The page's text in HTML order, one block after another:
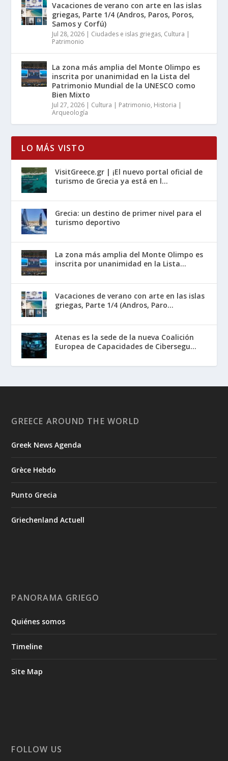
Vacaciones de verano con arte en las islas
griegas, Parte 1/4 (Andros, Paros, Poros,
Samos y Corfú)
Jul 28, 2026 | Ciudades e islas griegas, Cultura |
Patrimonio
La zona más amplia del Monte Olimpo es
inscrita por unanimidad en la Lista del
Patrimonio Mundial de la UNESCO como
Bien Mixto
Jul 27, 2026 | Cultura | Patrimonio, Historia |
Arqueología
LO MÁS VISTO
VisitGreece.gr | ¡El nuevo portal oficial de
turismo de Grecia ya está en l...
Grecia: un destino de primer nivel para el
turismo deportivo
La zona más amplia del Monte Olimpo es
inscrita por unanimidad en la Lista...
Vacaciones de verano con arte en las islas
griegas, Parte 1/4 (Andros, Paro...
Atenas es la sede de la nueva Coalición
Europea de Capacidades de Cibersegu...
GREECE AROUND THE WORLD
Greek News Agenda
Grèce Hebdo
Punto Grecia
Griechenland Actuell
PANORAMA GRIEGO
Quiénes somos
Timeline
Site Map
FOLLOW US